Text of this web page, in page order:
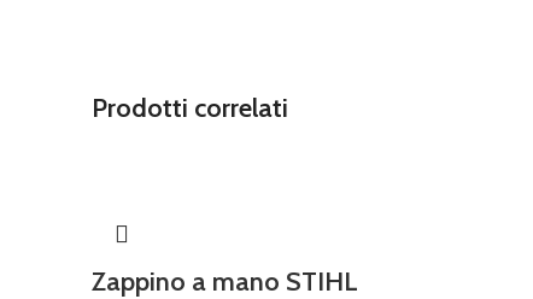
Prodotti correlati
Zappino a mano STIHL